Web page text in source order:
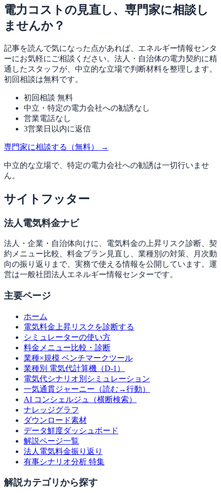
電力コストの見直し、専門家に相談し
ませんか？
記事を読んで気になった点があれば、エネルギー情報センタ
ーにお気軽にご相談ください。法人・自治体の電力契約に精
通したスタッフが、中立的な立場で判断材料を整理します。
初回相談は無料です。
初回相談 無料
中立・特定の電力会社への勧誘なし
営業電話なし
3営業日以内に返信
専門家に相談する（無料） →
中立的な立場で、特定の電力会社への勧誘は一切行いませ
ん。
サイトフッター
法人電気料金ナビ
法人・企業・自治体向けに、電気料金の上昇リスク診断、契
約メニュー比較、料金プラン見直し、業種別の対策、月次動
向の振り返りまで、実務で使える情報を公開しています。運
営は一般社団法人エネルギー情報センターです。
主要ページ
ホーム
電気料金上昇リスクを診断する
シミュレーターの使い方
料金メニュー比較・診断
業種×規模 ベンチマークツール
業種別 電気代計算機（D-1）
電気代シナリオ別シミュレーション
一気通貫ジャーニー（読む→行動）
AI コンシェルジュ（横断検索）
ナレッジグラフ
ダウンロード素材
データ鮮度ダッシュボード
解説ページ一覧
法人電気料金振り返り
有事シナリオ分析 特集
解説カテゴリから探す